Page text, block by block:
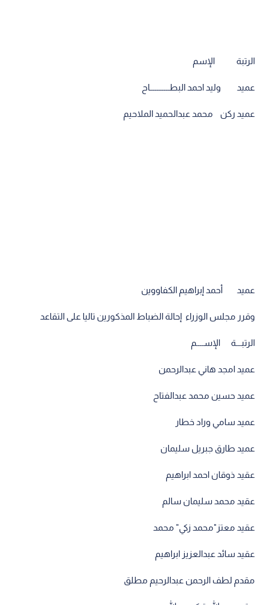
الرتبة الإسم
عميد وليد احمد البطـــــــــــاح
عميد ركن محمد عبدالحميد الملاحيم
عميد أحمد إبراهيم الكفاووين
وقرر مجلس الوزراء إحالة الضباط المذكورين تاليا على التقاعد
الرتبـــة الإســــم
عميد امجد هاني عبدالرحمن
عميد حسين محمد عبدالفتاح
عميد سامي وراد خطار
عميد طارق جبريل سليمان
عقيد ذوقان احمد ابراهيم
عقيد محمد سليمان سالم
عقيد معتز"محمد زكي" محمد
عقيد سائد عبدالعزيز ابراهيم
مقدم لطف الرحمن عبدالرحيم مطلق